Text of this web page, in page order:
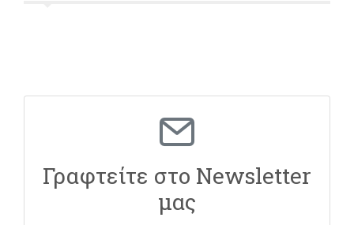
Γραφτείτε στο Newsletter
μας